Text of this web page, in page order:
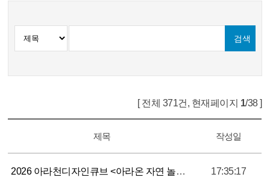
[ 전체 371건, 현재페이지 1/38 ]
제목 작성일
2026 아라천디자인큐브 <아라온 자연 놀이터＞참여자 모집 17:35:17